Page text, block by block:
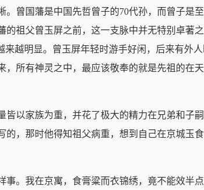
曾国藩是中国先哲曾子的70代孙，而曾子是
祖父曾玉屏之前，这一支脉中并无特别卓著
越明显。曾玉屏年轻时游手好闲，后来有外
所有神灵之中，最应该敬奉的就是先祖的在
以家族为重，并花了极大的精力在兄弟和子
，那时他得知祖父病重，想到自己在京城玉
。我在京寓，食膏粱而衣锦绣，竟不能效半